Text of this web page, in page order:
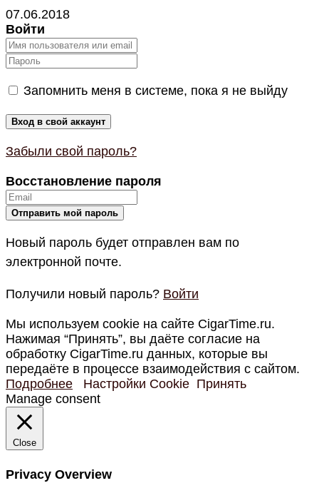
07.06.2018
Войти
Запомнить меня в системе, пока я не выйду
Забыли свой пароль?
Восстановление пароля
Новый пароль будет отправлен вам по
электронной почте.
Получили новый пароль? Войти
Мы используем cookie на сайте CigarTime.ru.
Нажимая “Принять”, вы даёте согласие на
обработку CigarTime.ru данных, которые вы
передаёте в процессе взаимодействия с сайтом.
Подробнее
Настройки Cookie Принять
Manage consent
Close
Privacy Overview